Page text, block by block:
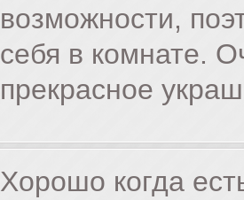
возможности,
себя в комнате.
прекрасное
Хорошо когда